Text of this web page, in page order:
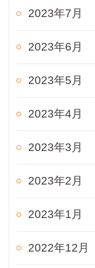
2023年7月
2023年6月
2023年5月
2023年4月
2023年3月
2023年2月
2023年1月
2022年12月